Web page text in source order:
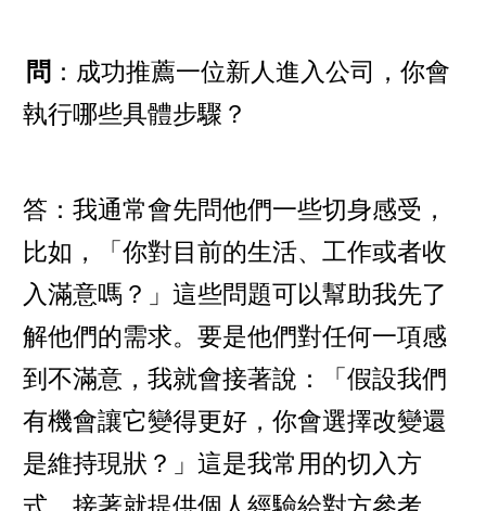
問 ：成功推薦一位新人進入公司，你會
執行哪些具體步驟？
答：我通常會先問他們一些切身感受，
比如，「你對目前的生活、工作或者收
入滿意嗎？」這些問題可以幫助我先了
解他們的需求。要是他們對任何一項感
到不滿意，我就會接著說：「假設我們
有機會讓它變得更好，你會選擇改變還
是維持現狀？」這是我常用的切入方
式，接著就提供個人經驗給對方參考。